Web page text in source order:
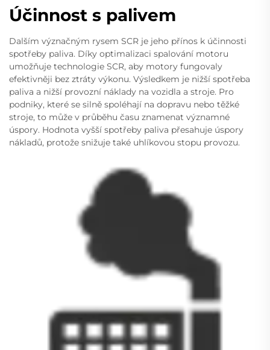
Účinnost s palivem
Dalším význačným rysem SCR je jeho přínos k účinnosti
spotřeby paliva. Díky optimalizaci spalování motoru
umožňuje technologie SCR, aby motory fungovaly
efektivněji bez ztráty výkonu. Výsledkem je nižší spotřeba
paliva a nižší provozní náklady na vozidla a stroje. Pro
podniky, které se silně spoléhají na dopravu nebo těžké
stroje, to může v průběhu času znamenat významné
úspory. Hodnota vyšší spotřeby paliva přesahuje úspory
nákladů, protože snižuje také uhlíkovou stopu provozu.